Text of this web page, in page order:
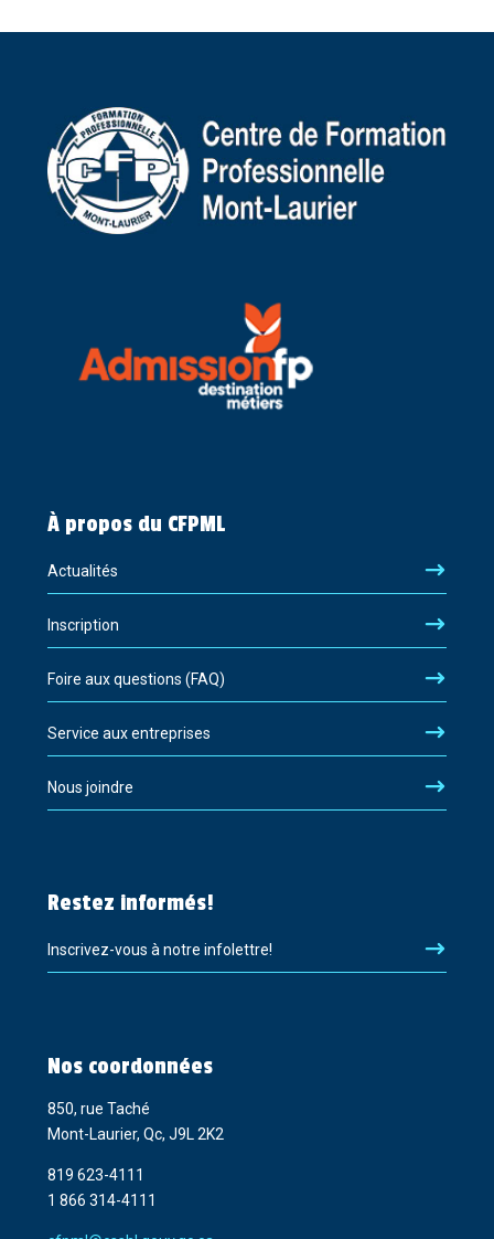
À propos du CFPML
Actualités
Inscription
Foire aux questions (FAQ)
Service aux entreprises
Nous joindre
Restez informés!
Inscrivez-vous à notre infolettre!
Nos coordonnées
850, rue Taché
Mont-Laurier, Qc, J9L 2K2
819 623-4111
1 866 314-4111